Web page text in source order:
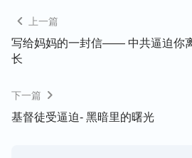
你们在天上的赏赐是大的。在
是这样逼迫他们。
（太5:10-12）
天我遭受中共的逼迫、追捕，肉
许的，想想历世历代圣徒为了跟
上一篇
写给妈妈的一封信—— 中共逼迫你
长
下一篇
基督徒受逼迫- 黑暗里的曙光